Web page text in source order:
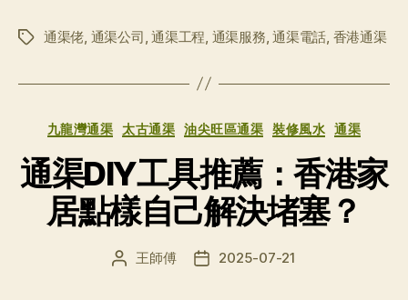
标
通渠佬 通渠公司 ,通渠工程 通渠服務 ,通渠電話 香港通渠
分
九龍灣通渠 太古通渠 油尖旺區通渠 裝修風水 通渠
通渠DIY工具推薦：香港家
居點樣自己解決堵塞？
文 王師傅
发 2025-07-21